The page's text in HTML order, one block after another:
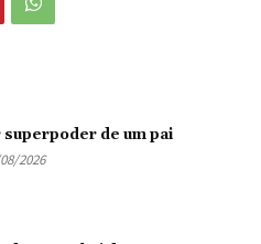
superpoder de um pai
2026